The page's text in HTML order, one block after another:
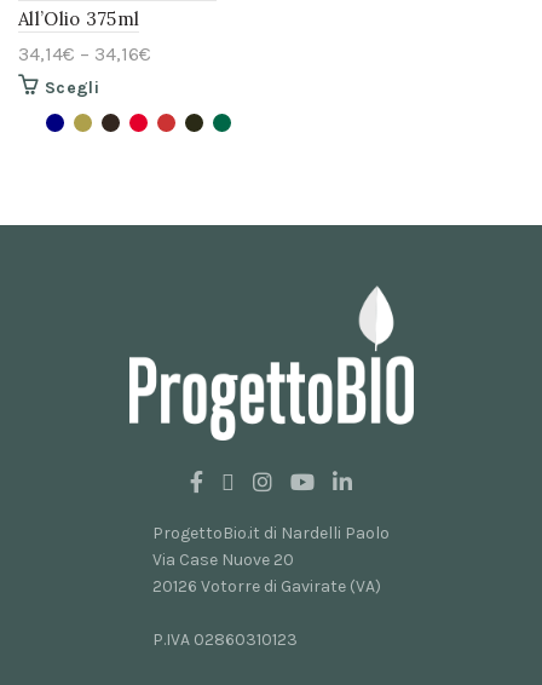
All’Olio 375ml
34,14€ – 34,16€
ScegliQuesto
ha
possono
ProgettoBio.it di Nardelli Paolo
Via Case Nuove 20
20126 Votorre di Gavirate (VA)
P.IVA 02860310123